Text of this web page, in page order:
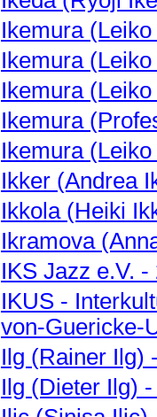
Ikemura
Ikemura
Ikemura
Ikemura
Ikemura
Ikker (Andrea
Ikkola (Heiki
Ikramova
IKS Jazz e.V. -
IKUS -
von-Guericke-
Ilg (Rainer Ilg)
Ilg (Dieter Ilg)